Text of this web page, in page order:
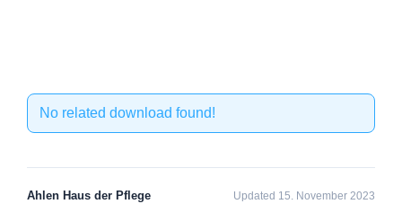
No related download found!
Ahlen Haus der Pflege Updated 15. November 2023